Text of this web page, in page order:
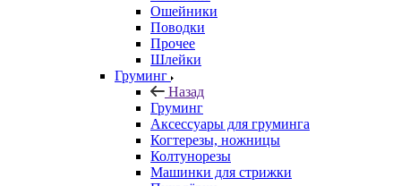
Ошейники
Поводки
Прочее
Шлейки
Груминг
Назад
Груминг
Аксессуары для груминга
Когтерезы, ножницы
Колтунорезы
Машинки для стрижки